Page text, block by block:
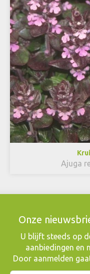
Ajuga
Onze
​U blijft steeds op
aanbiedingen en
Door aanmelden